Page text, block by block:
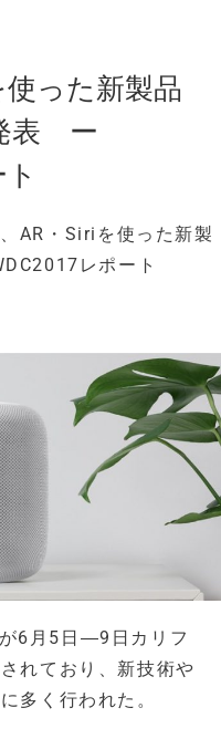
った新製品
表 ー
AR・Siriを使った新製
レポート
6月5日―9日カリフ
れており、新技術や
多く行われた。